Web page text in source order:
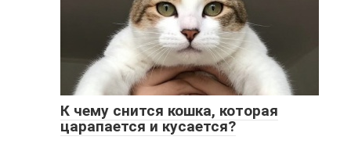
К чему снится кошка, которая
царапается и кусается?